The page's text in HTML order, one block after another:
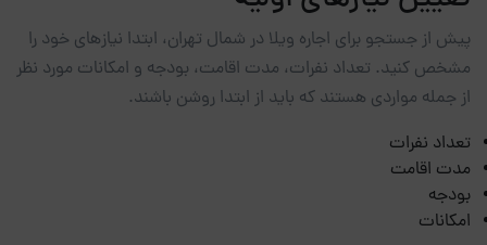
پیش از جستجو برای اجاره ویلا در شمال تهران، ابتدا نیازهای خود را
مشخص کنید. تعداد نفرات، مدت اقامت، بودجه و امکانات مورد نظر
از جمله مواردی هستند که باید از ابتدا روشن باشند.
تعداد نفرات
مدت اقامت
بودجه
امکانات